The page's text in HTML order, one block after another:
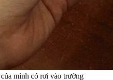
mình có rơi vào trường